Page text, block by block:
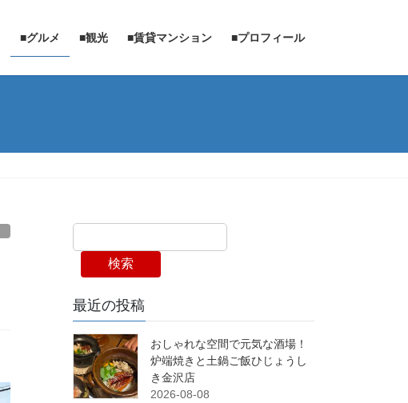
■グルメ ■観光 ■賃貸マンション ■プロフィール
検索
最近の投稿
おしゃれな空間で元気な酒場！
炉端焼きと土鍋ご飯ひじょうし
き金沢店
2026-08-08